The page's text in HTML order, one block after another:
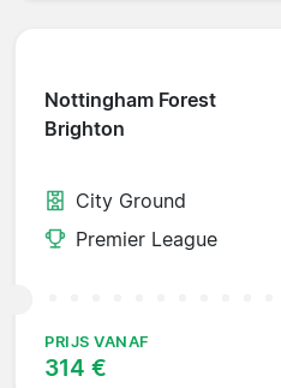
Nottingham Forest
Brighton
City Ground
Premier League
PRIJS VANAF
314 €